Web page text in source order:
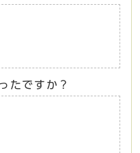
たですか？